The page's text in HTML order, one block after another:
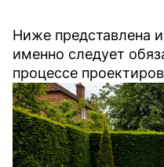
Ниже представлена
именно следует
процессе